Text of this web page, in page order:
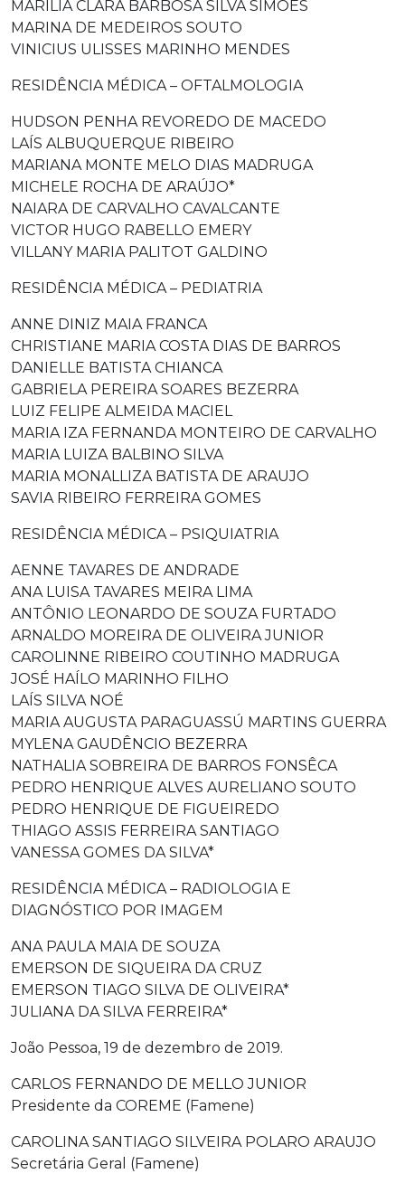
MARÍLIA CLARA BARBOSA SILVA SIMÕES
MARINA DE MEDEIROS SOUTO
VINICIUS ULISSES MARINHO MENDES
RESIDÊNCIA MÉDICA – OFTALMOLOGIA
HUDSON PENHA REVOREDO DE MACEDO
LAÍS ALBUQUERQUE RIBEIRO
MARIANA MONTE MELO DIAS MADRUGA
MICHELE ROCHA DE ARAÚJO*
NAIARA DE CARVALHO CAVALCANTE
VICTOR HUGO RABELLO EMERY
VILLANY MARIA PALITOT GALDINO
RESIDÊNCIA MÉDICA – PEDIATRIA
ANNE DINIZ MAIA FRANCA
CHRISTIANE MARIA COSTA DIAS DE BARROS
DANIELLE BATISTA CHIANCA
GABRIELA PEREIRA SOARES BEZERRA
LUIZ FELIPE ALMEIDA MACIEL
MARIA IZA FERNANDA MONTEIRO DE CARVALHO
MARIA LUIZA BALBINO SILVA
MARIA MONALLIZA BATISTA DE ARAUJO
SAVIA RIBEIRO FERREIRA GOMES
RESIDÊNCIA MÉDICA – PSIQUIATRIA
AENNE TAVARES DE ANDRADE
ANA LUISA TAVARES MEIRA LIMA
ANTÔNIO LEONARDO DE SOUZA FURTADO
ARNALDO MOREIRA DE OLIVEIRA JUNIOR
CAROLINNE RIBEIRO COUTINHO MADRUGA
JOSÉ HAÍLO MARINHO FILHO
LAÍS SILVA NOÉ
MARIA AUGUSTA PARAGUASSÚ MARTINS GUERRA
MYLENA GAUDÊNCIO BEZERRA
NATHALIA SOBREIRA DE BARROS FONSÊCA
PEDRO HENRIQUE ALVES AURELIANO SOUTO
PEDRO HENRIQUE DE FIGUEIREDO
THIAGO ASSIS FERREIRA SANTIAGO
VANESSA GOMES DA SILVA*
RESIDÊNCIA MÉDICA – RADIOLOGIA E
DIAGNÓSTICO POR IMAGEM
ANA PAULA MAIA DE SOUZA
EMERSON DE SIQUEIRA DA CRUZ
EMERSON TIAGO SILVA DE OLIVEIRA*
JULIANA DA SILVA FERREIRA*
João Pessoa, 19 de dezembro de 2019.
CARLOS FERNANDO DE MELLO JUNIOR
Presidente da COREME (Famene)
CAROLINA SANTIAGO SILVEIRA POLARO ARAUJO
Secretária Geral (Famene)